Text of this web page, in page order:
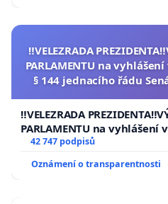
‼️VELEZRADA
PARLAMENTU na
§ 144 jednacího řádu
‼️VELEZRADA
PARLAMENTU na
144 jednacího řádu Senátu
usnesení k podání ústavní
republiky
42 747 podpisů
Oznámení o transparentnosti